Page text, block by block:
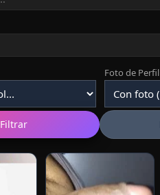
Foto de Perfil
Filtrar